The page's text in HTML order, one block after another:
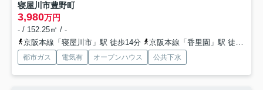
寝屋川市豊野町
3,980万円
- / 152.25㎡ / -
京阪本線「寝屋川市」駅 徒歩14分
京阪本線「香里園」駅 徒歩30分
都市ガス 電気有 オープンハウス 公共下水